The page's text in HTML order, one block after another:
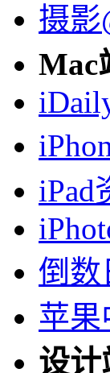
摄影
Mac
iPad
倒数
苹果
设计